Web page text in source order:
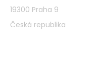
19300 Praha 9
Česká republika